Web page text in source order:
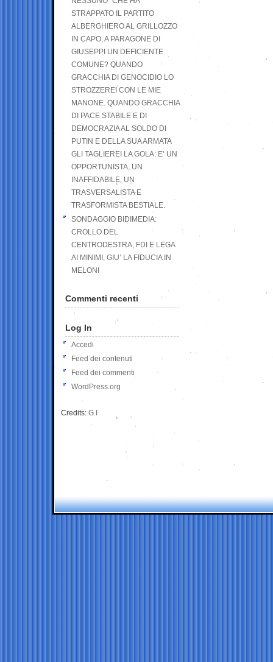
STRAPPATO IL PARTITO
ALBERGHIERO AL GRILLOZZO
IN CAPO, A PARAGONE DI
GIUSEPPI UN DEFICIENTE
COMUNE? QUANDO
GRACCHIA DI GENOCIDIO LO
STROZZEREI CON LE MIE
MANONE. QUANDO GRACCHIA
DI PACE STABILE E DI
DEMOCRAZIA AL SOLDO DI
PUTIN E DELLA SUA ARMATA
GLI TAGLIEREI LA GOLA: E’ UN
OPPORTUNISTA, UN
INAFFIDABILE, UN
TRASVERSALISTA E
TRASFORMISTA BESTIALE.
SONDAGGIO BIDIMEDIA:
CROLLO DEL
CENTRODESTRA, FDI E LEGA
AI MINIMI, GIU’ LA FIDUCIA IN
MELONI
Commenti recenti
Log In
Accedi
Feed dei contenuti
Feed dei commenti
WordPress.org
Credits: G.I